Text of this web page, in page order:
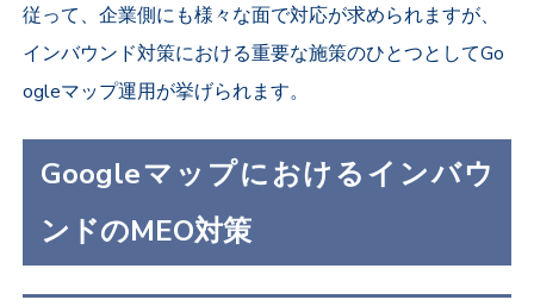
従って、企業側にも様々な面で対応が求められますが、
インバウンド対策における重要な施策のひとつとしてGo
ogleマップ運用が挙げられます。
Googleマップにおけるインバウ
ンドのMEO対策